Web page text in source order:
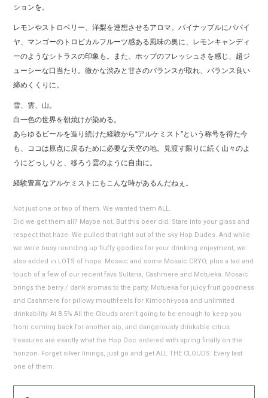
ションを。
レモンやストロベリー、洋梨を連想させるアロマ。パイナップルにパパイ
ヤ、マンゴーのトロピカルフルーツ感ある風味の奥に、レモンキャンディ
ーのようなシトラスの印象も。また、ホップのフレッシュさを感じ、超ジ
ューシーな口当たり。微かな渋みと甘さのバランスが取れ、バランス良い
締めくくりに。
雪、雲、山。
白一色の世界を朝焼けが染める。
あらゆるビールを造り続けた経験から“アルケミスト”という称号を得た今
も、ココは原点に戻るために必要な天空の地。見渡す限りに続く山々のよ
うにどっしりと、移ろう雲のように自由に。
経験豊富なアルケミストにもこんな時があるんだねぇ。
Not just one or two of them. We wanted them ALL.
Did we get them all? Maybe not. But this beer did. Stare into your glass and
respect that haze. We pulled that right out of the sky Hop Dudes. And while
we were busy rounding up fluffy goodies for your drinking enjoyment, we
also added in LOTS of hops. Mosaic and some Mosaic CRYO, plus a tad and
touch of a few of our recent favs Sultana, Cashmere and Motueka. Mosaic
brings the berry / dank aromas to the party, Motueka for juicy fruit goodness
and Cashmere for pillowy mouthfeels for Kimochi-yosa and unlimited
drinkability. At 8.5% All the Clouds aren’t going to be enough to keep you
from coming back for another sip, and dangerously drinkable citrus
treasures are exactly what the Hop Doc ordered with spring finally on the
horizon. Forget silver linings, just go and get ALL THE CLOUDS. Every last
one of them.